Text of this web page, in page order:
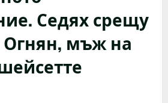
Седях срещу
мъж на